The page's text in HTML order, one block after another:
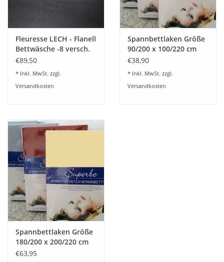
Fleuresse LECH - Flanell
Bettwäsche -8 versch.
Unifarben 603089
€89,50
* Inkl. MwSt. zzgl.
Versandkosten
Spannbettlaken Größe
90/200 x 100/220 cm
Jersey Stretch - Kirsten
30 cm Höhe,
Boxspring- und
€38,90
* Inkl. MwSt. zzgl.
Versandkosten
Spannbettlaken Größe
180/200 x 200/220 cm
Jersey Stretch - Kirsten
€63,95